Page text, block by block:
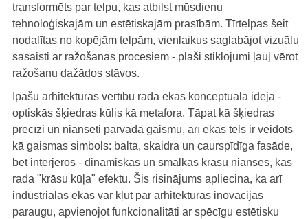
transformēts par telpu, kas atbilst mūsdienu
tehnoloģiskajām un estētiskajām prasībām. Tīrtelpas šeit
nodalītas no kopējām telpām, vienlaikus saglabājot vizuālu
sasaisti ar ražošanas procesiem - plaši stiklojumi ļauj vērot
ražošanu dažādos stāvos.
Īpašu arhitektūras vērtību rada ēkas konceptuālā ideja -
optiskās šķiedras kūlis kā metafora. Tāpat kā šķiedras
precīzi un niansēti pārvada gaismu, arī ēkas tēls ir veidots
kā gaismas simbols: balta, skaidra un caurspīdīga fasāde,
bet interjeros - dinamiskas un smalkas krāsu nianses, kas
rada "krāsu kūļa" efektu. Šis risinājums apliecina, ka arī
industriālās ēkas var kļūt par arhitektūras inovācijas
paraugu, apvienojot funkcionalitāti ar spēcīgu estētisku